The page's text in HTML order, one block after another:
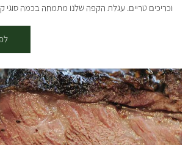
וכריכים טריים. עגלת הקפה שלנו מתמחה בכמה סוגי
הקולינרית שתמצאו אצלנו, תוכלו גם לחוות את השלווה
orderby="rand"]